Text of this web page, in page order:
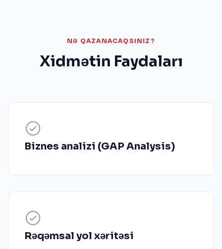
NƏ QAZANACAQSINIZ?
Xidmətin Faydaları
Biznes analizi (GAP Analysis)
Rəqəmsal yol xəritəsi